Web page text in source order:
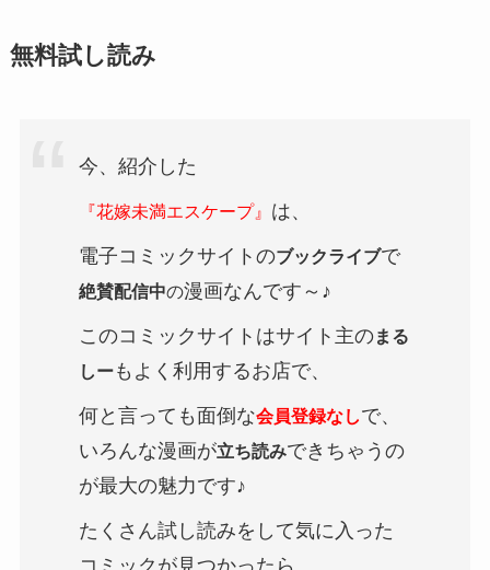
無料試し読み
今、紹介した
『花嫁未満エスケープ』 は、
電子コミックサイトのブックライブで
絶賛配信中の漫画なんです～♪
このコミックサイトはサイト主のまる
しーもよく利用するお店で、
何と言っても面倒な会員登録なしで、
いろんな漫画が立ち読みできちゃうの
が最大の魅力です♪
たくさん試し読みをして気に入った
コミックが見つかったら、